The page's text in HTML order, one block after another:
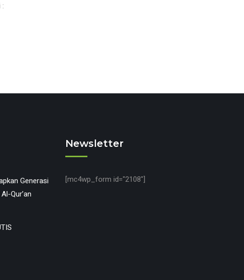
Generasi
Qur’an
Newsletter
[mc4wp_form id="2108"]